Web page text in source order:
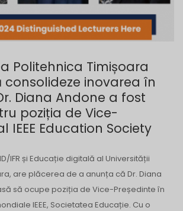
Politehnica Timișoara
inovarea în
Diana Andone a fost
poziția de Vice-
IEEE Education Society
IFR și Educație digitală al Universității
are plăcerea de a anunța că Dr. Diana
să ocupe poziția de Vice-Președinte în
IEEE, Societatea Educație. Cu o